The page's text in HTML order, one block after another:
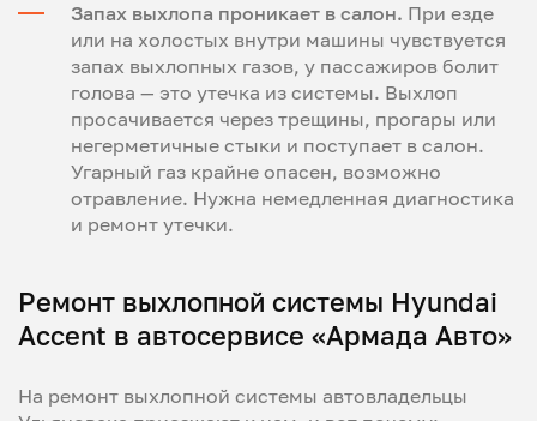
Запах выхлопа проникает в салон. При езде
или на холостых внутри машины чувствуется
запах выхлопных газов, у пассажиров болит
голова — это утечка из системы. Выхлоп
просачивается через трещины, прогары или
негерметичные стыки и поступает в салон.
Угарный газ крайне опасен, возможно
отравление. Нужна немедленная диагностика
и ремонт утечки.
Ремонт выхлопной системы Hyundai
Accent в автосервисе «Армада Авто»
На ремонт выхлопной системы автовладельцы